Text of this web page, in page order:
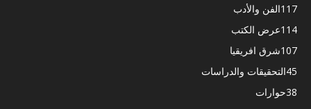
الفن والأدب117
عرض الكتب114
شرق افريقيا107
التحقيقات والدراسات45
حوارات38